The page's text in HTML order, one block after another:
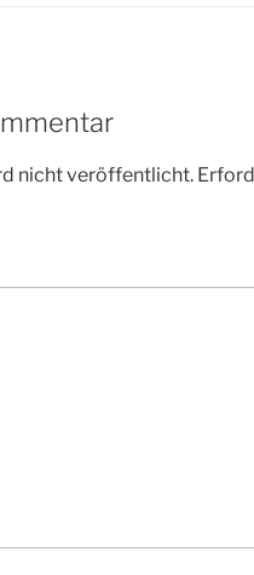
nicht veröffentlicht.